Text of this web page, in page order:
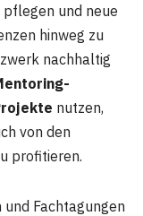
und neue
hinweg zu
nachhaltig
nutzen,
von den
profitieren.
Fachtagungen